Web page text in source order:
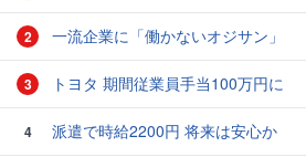
2 一流企業に「働かないオジサン」
3 トヨタ 期間従業員手当100万円に
4 派遣で時給2200円 将来は安心か